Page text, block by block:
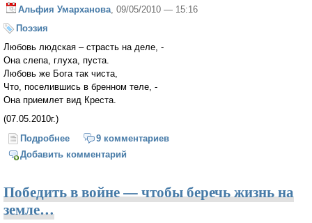
Альфия Умарханова, 09/05/2010 — 15:16
Поэзия
Любовь людская – страсть на деле, -
Она слепа, глуха, пуста.
Любовь же Бога так чиста,
Что, поселившись в бренном теле, -
Она приемлет вид Креста.
(07.05.2010г.)
Подробнее о Любовь9 комментариев
Добавить комментарий
Победить в войне — чтобы беречь жизнь на
земле…